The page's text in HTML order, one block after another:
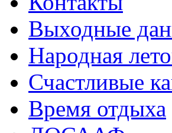
Выходные
Народная
Счастливые
Время отдыха